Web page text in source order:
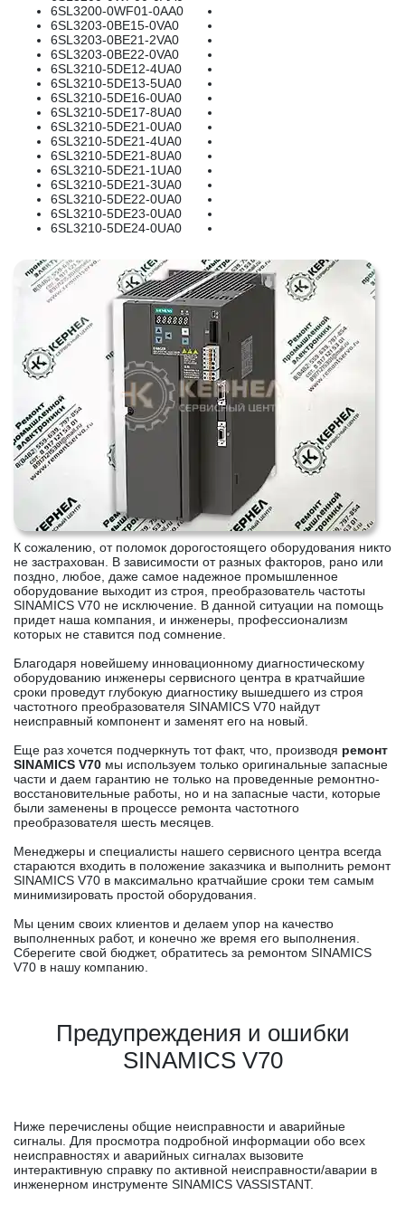
6SL3200-0WF01-0AA0
6SL3203-0BE15-0VA0
6SL3203-0BE21-2VA0
6SL3203-0BE22-0VA0
6SL3210-5DE12-4UA0
6SL3210-5DE13-5UA0
6SL3210-5DE16-0UA0
6SL3210-5DE17-8UA0
6SL3210-5DE21-0UA0
6SL3210-5DE21-4UA0
6SL3210-5DE21-8UA0
6SL3210-5DE21-1UA0
6SL3210-5DE21-3UA0
6SL3210-5DE22-0UA0
6SL3210-5DE23-0UA0
6SL3210-5DE24-0UA0
К сожалению, от поломок дорогостоящего оборудования никто
не застрахован. В зависимости от разных факторов, рано или
поздно, любое, даже самое надежное промышленное
оборудование выходит из строя, преобразователь частоты
SINAMICS V70 не исключение. В данной ситуации на помощь
придет наша компания, и инженеры, профессионализм
которых не ставится под сомнение.
Благодаря новейшему инновационному диагностическому
оборудованию инженеры сервисного центра в кратчайшие
сроки проведут глубокую диагностику вышедшего из строя
частотного преобразователя SINAMICS V70 найдут
неисправный компонент и заменят его на новый.
Еще раз хочется подчеркнуть тот факт, что, производя ремонт
SINAMICS V70 мы используем только оригинальные запасные
части и даем гарантию не только на проведенные ремонтно-
восстановительные работы, но и на запасные части, которые
были заменены в процессе ремонта частотного
преобразователя шесть месяцев.
Менеджеры и специалисты нашего сервисного центра всегда
стараются входить в положение заказчика и выполнить ремонт
SINAMICS V70 в максимально кратчайшие сроки тем самым
минимизировать простой оборудования.
Мы ценим своих клиентов и делаем упор на качество
выполненных работ, и конечно же время его выполнения.
Сберегите свой бюджет, обратитесь за ремонтом SINAMICS
V70 в нашу компанию.
Предупреждения и ошибки
SINAMICS V70
Ниже перечислены общие неисправности и аварийные
сигналы. Для просмотра подробной информации обо всех
неисправностях и аварийных сигналах вызовите
интерактивную справку по активной неисправности/аварии в
инженерном инструменте SINAMICS VASSISTANT.